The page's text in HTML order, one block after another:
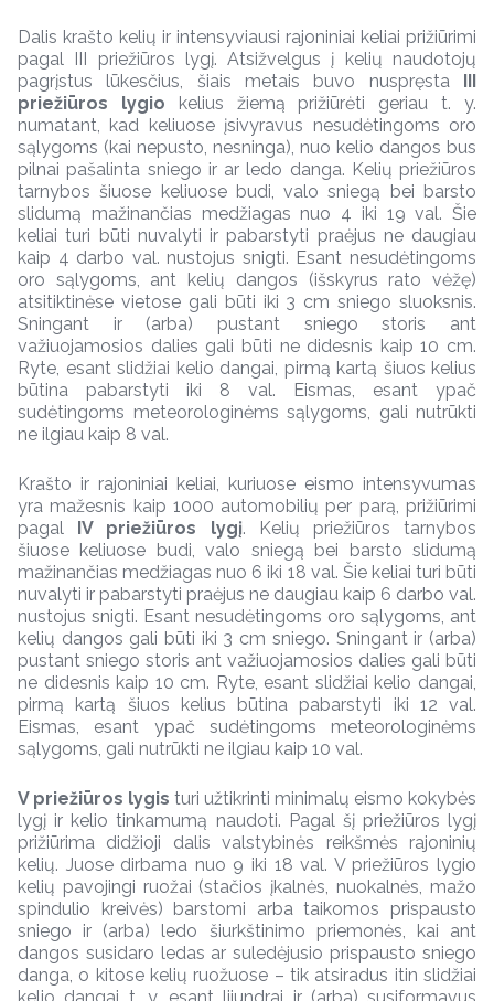
Dalis krašto kelių ir intensyviausi rajoniniai keliai prižiūrimi
pagal III priežiūros lygį. Atsižvelgus į kelių naudotojų
pagrįstus lūkesčius, šiais metais buvo nuspręsta III
priežiūros lygio kelius žiemą prižiūrėti geriau t. y.
numatant, kad keliuose įsivyravus nesudėtingoms oro
sąlygoms (kai nepusto, nesninga), nuo kelio dangos bus
pilnai pašalinta sniego ir ar ledo danga. Kelių priežiūros
tarnybos šiuose keliuose budi, valo sniegą bei barsto
slidumą mažinančias medžiagas nuo 4 iki 19 val. Šie
keliai turi būti nuvalyti ir pabarstyti praėjus ne daugiau
kaip 4 darbo val. nustojus snigti. Esant nesudėtingoms
oro sąlygoms, ant kelių dangos (išskyrus rato vėžę)
atsitiktinėse vietose gali būti iki 3 cm sniego sluoksnis.
Sningant ir (arba) pustant sniego storis ant
važiuojamosios dalies gali būti ne didesnis kaip 10 cm.
Ryte, esant slidžiai kelio dangai, pirmą kartą šiuos kelius
būtina pabarstyti iki 8 val. Eismas, esant ypač
sudėtingoms meteorologinėms sąlygoms, gali nutrūkti
ne ilgiau kaip 8 val.
Krašto ir rajoniniai keliai, kuriuose eismo intensyvumas
yra mažesnis kaip 1000 automobilių per parą, prižiūrimi
pagal IV priežiūros lygį. Kelių priežiūros tarnybos
šiuose keliuose budi, valo sniegą bei barsto slidumą
mažinančias medžiagas nuo 6 iki 18 val. Šie keliai turi būti
nuvalyti ir pabarstyti praėjus ne daugiau kaip 6 darbo val.
nustojus snigti. Esant nesudėtingoms oro sąlygoms, ant
kelių dangos gali būti iki 3 cm sniego. Sningant ir (arba)
pustant sniego storis ant važiuojamosios dalies gali būti
ne didesnis kaip 10 cm. Ryte, esant slidžiai kelio dangai,
pirmą kartą šiuos kelius būtina pabarstyti iki 12 val.
Eismas, esant ypač sudėtingoms meteorologinėms
sąlygoms, gali nutrūkti ne ilgiau kaip 10 val.
V priežiūros lygis turi užtikrinti minimalų eismo kokybės
lygį ir kelio tinkamumą naudoti. Pagal šį priežiūros lygį
prižiūrima didžioji dalis valstybinės reikšmės rajoninių
kelių. Juose dirbama nuo 9 iki 18 val. V priežiūros lygio
kelių pavojingi ruožai (stačios įkalnės, nuokalnės, mažo
spindulio kreivės) barstomi arba taikomos prispausto
sniego ir (arba) ledo šiurkštinimo priemonės, kai ant
dangos susidaro ledas ar suledėjusio prispausto sniego
danga, o kitose kelių ruožuose – tik atsiradus itin slidžiai